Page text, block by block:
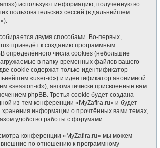
используют информацию, полученную во
пользовательских сессий (в дальнейшем
двумя способами. Во-первых,
приведёт к созданию программным
определённого числа cookies (небольшие
в папку временных файлов вашего
cookie содержат только идентификатор
«user-id») и идентификатор анонимной
«session-id»), автоматически присвоенные вам
phpBB. Третья cookie будет создана
из тем конференции «MyZafira.ru» и будет
хранения информации о прочтённых вами темах,
удобство работы с форумами.
конференции «MyZafira.ru» мы можем
внешние по отношению к программному